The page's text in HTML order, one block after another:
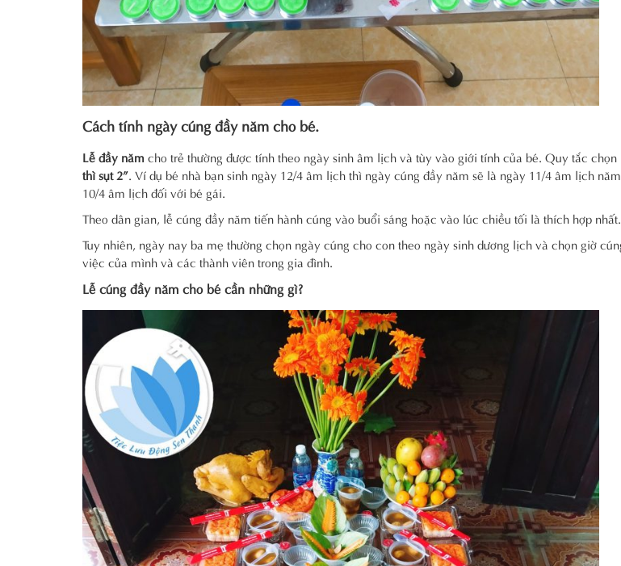
Cách tính ngày cúng đầy năm cho bé.
Lễ đầy năm cho trẻ thường được tính theo ngày sinh âm lịch và tùy vào giới tính của bé. Quy tắc chọn
thì sụt 2”. Ví dụ bé nhà bạn sinh ngày 12/4 âm lịch thì ngày cúng đầy năm sẽ là ngày 11/4 âm lịch
10/4 âm lịch đối với bé gái.
Theo dân gian, lễ cúng đầy năm tiến hành cúng vào buổi sáng hoặc vào lúc chiều tối là thích hợp nhất.
Tuy nhiên, ngày nay ba mẹ thường chọn ngày cúng cho con theo ngày sinh dương lịch và chọn giờ
việc của mình và các thành viên trong gia đình.
Lễ cúng đầy năm cho bé cần những gì?